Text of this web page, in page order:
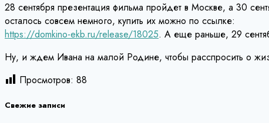
28 сентября презентация фильма пройдет в Москве, а 30
осталось совсем немного, купить их можно по ссылке:
https://domkino-ekb.ru/release/18025. А еще раньше, 29
Ну, и ждем Ивана на малой Родине, чтобы расспросить о
Просмотров: 88
Свежие записи